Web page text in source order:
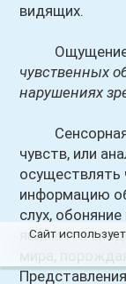
видящих.
Ощущение
чувственных
нарушениях
Сенсорная
чувств, или
осуществлять
информацию
слух,
являются
мира,
Сайт